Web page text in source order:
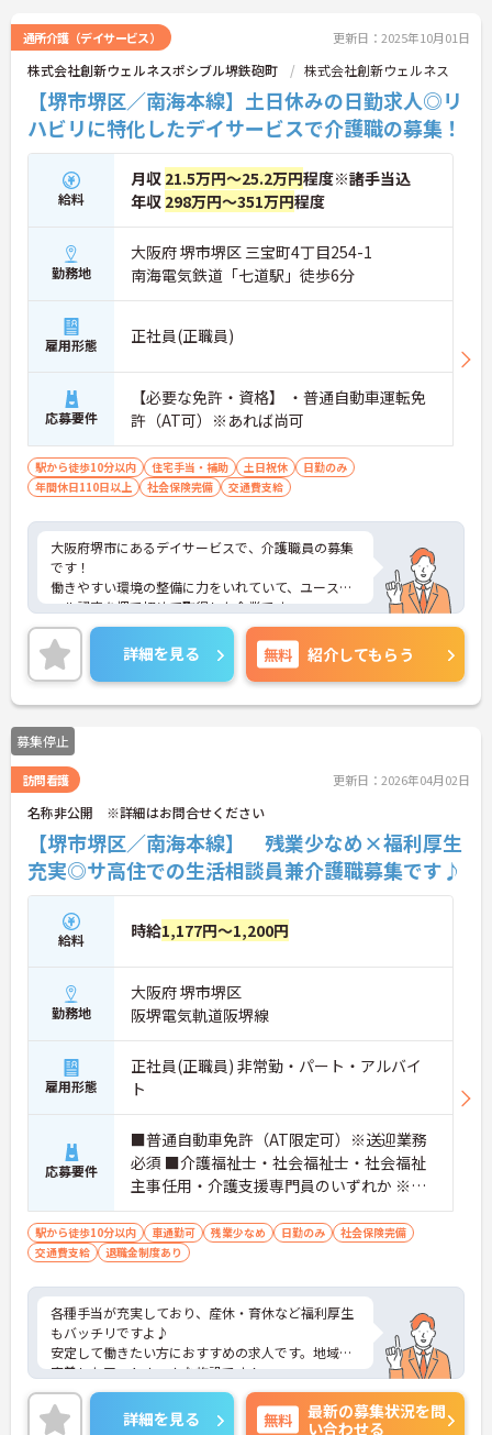
通所介護（デイサービス） 更新日：2025年10月01日
株式会社創新ウェルネスポシブル堺鉄砲町 株式会社創新ウェルネス
【堺市堺区／南海本線】土日休みの日勤求人◎リ
ハビリに特化したデイサービスで介護職の募集！
給料
月収 21.5万円～25.2万円程度※諸手当込
年収 298万円～351万円程度
勤務地
大阪府 堺市堺区 三宝町4丁目254-1
南海電気鉄道「七道駅」徒歩6分
雇用形態 正社員(正職員)
応募要件
【必要な免許・資格】 ・普通自動車運転免
許（AT可）※あれば尚可
駅から徒歩10分以内 住宅手当・補助 土日祝休
日勤のみ
年間休日110日以上
社会保険完備 交通費支給
大阪府堺市にあるデイサービスで、介護職員の募集
です！
働きやすい環境の整備に力をいれていて、ユースエ
ール認定を堺で初めて取得した企業です。
ご興味がある方は是非一度マイナビまでお問い合わ
せください。さらに詳細などお伝えします。
詳細を見る 無料 紹介してもらう
募集停止
訪問看護 更新日：2026年04月02日
名称非公開 ※詳細はお問合せください
【堺市堺区／南海本線】 残業少なめ×福利厚生
充実◎サ高住での生活相談員兼介護職募集です♪
給料 時給1,177円～1,200円
勤務地
大阪府 堺市堺区
阪堺電気軌道阪堺線
雇用形態
正社員(正職員) 非常勤・パート・アルバイ
ト
応募要件
■普通自動車免許（AT限定可）※送迎業務
必須 ■介護福祉士・社会福祉士・社会福祉
主事任用・介護支援専門員のいずれか ※非
常勤の方は週1日以上勤務できる方
駅から徒歩10分以内 車通勤可 残業少なめ 日勤のみ
社会保険完備
交通費支給
退職金制度あり
各種手当が充実しており、産休・育休など福利厚生
もバッチリですよ♪
安定して働きたい方におすすめの求人です。地域に
密着したアットホームな施設です！
アットホームで居心地の良い職場なのですぐに馴染
めますよ♪
詳細を見る 無料
最新の募集状況を問
い合わせる